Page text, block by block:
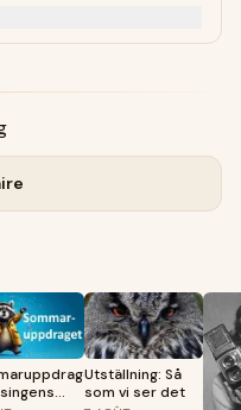
Utställning: Så
som vi ser det